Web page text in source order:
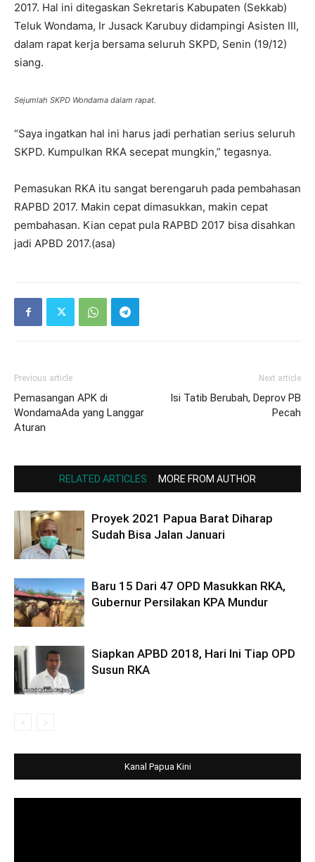
2017. Hal ini ditegaskan Sekretaris Kabupaten (Sekkab)
Teluk Wondama, Ir Jusack Karubuy didampingi Asisten III,
dalam rapat kerja bersama seluruh SKPD, Senin (19/12)
siang.
Sejumlah SKPD Wondama dalam rapat.
“Saya ingatkan hal ini harus jadi perhatian serius seluruh
SKPD. Kumpulkan RKA secepat mungkin,” tegasnya.
Pemasukan RKA itu sangat berengaruh pada pembahasan
RAPBD 2017. Makin cepat dimasukkan, makin cepat
pembahasan. Kian cepat pula RAPBD 2017 bisa disahkan
jadi APBD 2017.(asa)
Previous article
Pemasangan APK di
WondamaAda yang Langgar
Aturan
Next article
Isi Tatib Berubah, Deprov PB
Pecah
RELATED ARTICLES MORE FROM AUTHOR
Proyek 2021 Papua Barat Diharap
Sudah Bisa Jalan Januari
Baru 15 Dari 47 OPD Masukkan RKA,
Gubernur Persilakan KPA Mundur
Siapkan APBD 2018, Hari Ini Tiap OPD
Susun RKA
Kanal Papua Kini